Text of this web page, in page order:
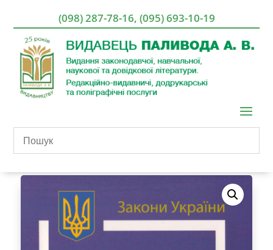
(098) 287-78-16, (095) 693-10-19